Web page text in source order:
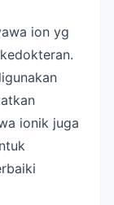
ion yg
ionik juga